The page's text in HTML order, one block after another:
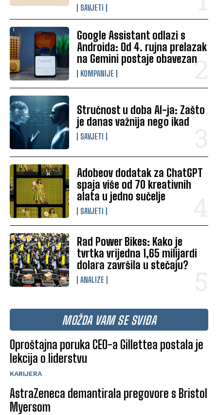
SAVJETI
Google Assistant odlazi s
Androida: Od 4. rujna prelazak
na Gemini postaje obavezan
KOMPANIJE
Stručnost u doba AI-ja: Zašto
je danas važnija nego ikad
SAVJETI
Adobeov dodatak za ChatGPT
spaja više od 70 kreativnih
alata u jedno sučelje
SAVJETI
Rad Power Bikes: Kako je
tvrtka vrijedna 1,65 milijardi
dolara završila u stečaju?
ANALIZE
MOŽDA VAM SE SVIĐA
Oproštajna poruka CEO-a Gillettea postala je
lekcija o liderstvu
KARIJERA
AstraZeneca demantirala pregovore s Bristol
Myersom